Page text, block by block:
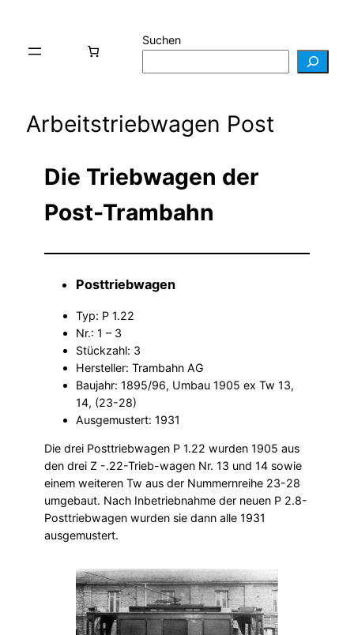
Suchen
Arbeitstriebwagen Post
Die Triebwagen der
Post-Trambahn
Posttriebwagen
Typ: P 1.22
Nr.: 1 – 3
Stückzahl: 3
Hersteller: Trambahn AG
Baujahr: 1895/96, Umbau 1905 ex Tw 13,
14, (23-28)
Ausgemustert: 1931
Die drei Posttriebwagen P 1.22 wurden 1905 aus
den drei Z -.22-Trieb-wagen Nr. 13 und 14 sowie
einem weiteren Tw aus der Nummernreihe 23-28
umgebaut. Nach Inbetriebnahme der neuen P 2.8-
Posttriebwagen wurden sie dann alle 1931
ausgemustert.